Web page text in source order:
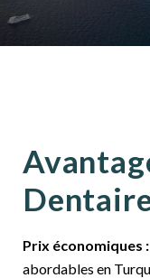
Prix économiques :
abordables en